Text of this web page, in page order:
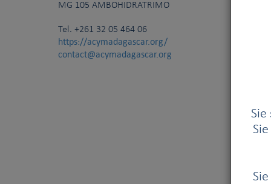
Sie
MG 105 AMBOHIDRATRIMO
Tel. +261 32 05 464 06
https://acymadagascar.org/
contact@acymadagascar.org